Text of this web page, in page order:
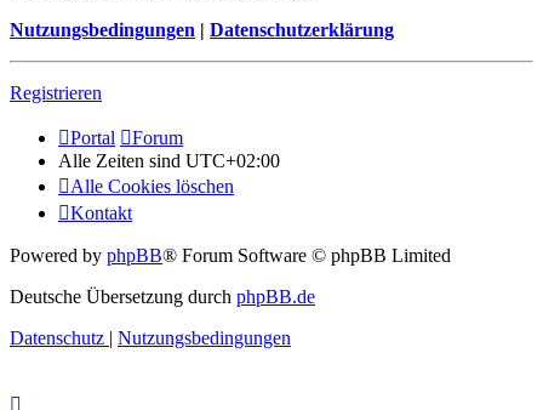
Nutzungsbedingungen | Datenschutzerklärung
Registrieren
Portal
Forum
Alle Zeiten sind UTC+02:00
Alle Cookies löschen
Kontakt
Powered by phpBB® Forum Software © phpBB Limited
Deutsche Übersetzung durch phpBB.de
Datenschutz | Nutzungsbedingungen